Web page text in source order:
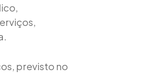
previsto no